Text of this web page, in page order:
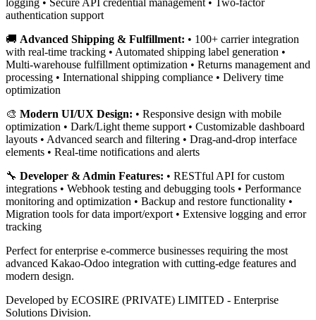
logging • Secure API credential management • Two-factor
authentication support
🚚 Advanced Shipping & Fulfillment: • 100+ carrier integration
with real-time tracking • Automated shipping label generation •
Multi-warehouse fulfillment optimization • Returns management and
processing • International shipping compliance • Delivery time
optimization
🎨 Modern UI/UX Design: • Responsive design with mobile
optimization • Dark/Light theme support • Customizable dashboard
layouts • Advanced search and filtering • Drag-and-drop interface
elements • Real-time notifications and alerts
🔧 Developer & Admin Features: • RESTful API for custom
integrations • Webhook testing and debugging tools • Performance
monitoring and optimization • Backup and restore functionality •
Migration tools for data import/export • Extensive logging and error
tracking
Perfect for enterprise e-commerce businesses requiring the most
advanced Kakao-Odoo integration with cutting-edge features and
modern design.
Developed by ECOSIRE (PRIVATE) LIMITED - Enterprise
Solutions Division.